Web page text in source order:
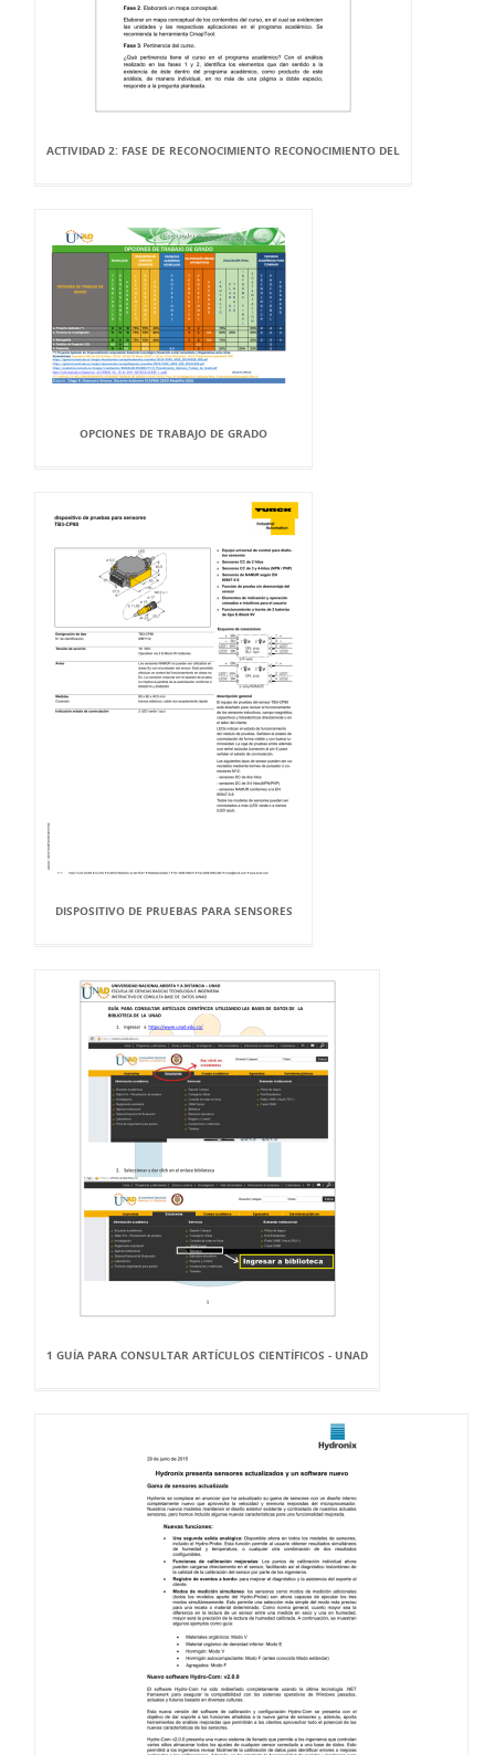
ACTIVIDAD 2: FASE DE RECONOCIMIENTO RECONOCIMIENTO DEL
OPCIONES DE TRABAJO DE GRADO
DISPOSITIVO DE PRUEBAS PARA SENSORES
1 GUÍA PARA CONSULTAR ARTÍCULOS CIENTÍFICOS - UNAD